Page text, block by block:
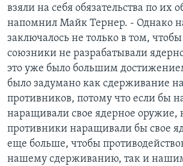
взяли на себя обязательства по их
напомнил Майк Тернер. - Однако
заключалось не только в том,
союзники не разрабатывали
это уже было большим
было задумано как сдерживание
противников, потому что если бы
наращивали свое ядерное
противники наращивали бы свое
еще больше, чтобы
нашему сдерживанию, так и